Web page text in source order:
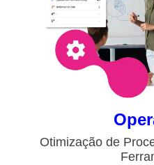
Otimização de